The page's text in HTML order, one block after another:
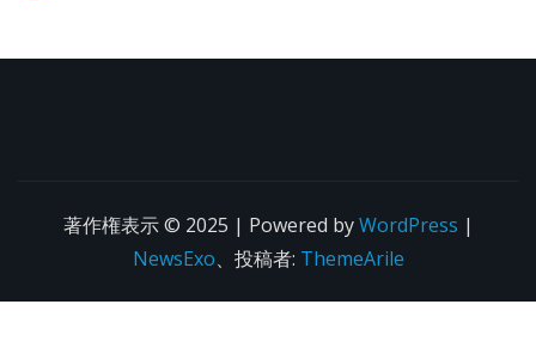
著作権表示 © 2025 | Powered byWordPress |
NewsExo、投稿者: ThemeArile